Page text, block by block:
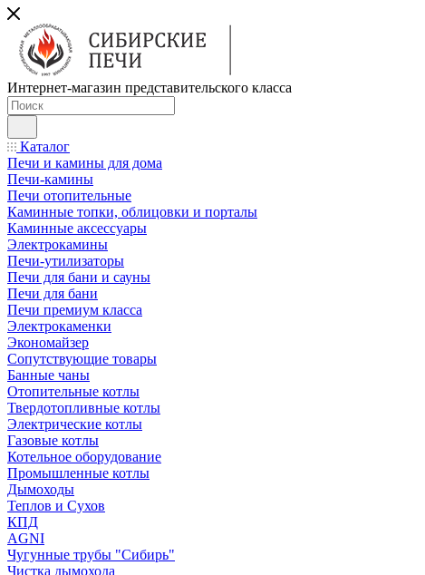
Интернет-магазин представительского класса
Каталог
Печи и камины для дома
Печи-камины
Печи отопительные
Каминные топки, облицовки и порталы
Каминные аксессуары
Электрокамины
Печи-утилизаторы
Печи для бани и сауны
Печи для бани
Печи премиум класса
Электрокаменки
Экономайзер
Сопутствующие товары
Банные чаны
Отопительные котлы
Твердотопливные котлы
Электрические котлы
Газовые котлы
Котельное оборудование
Промышленные котлы
Дымоходы
Теплов и Сухов
КПД
AGNI
Чугунные трубы "Сибирь"
Чистка дымохода